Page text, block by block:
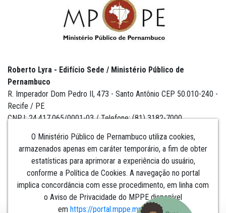
O Ministério Público de Pernambuco utiliza cookies,
armazenados apenas em caráter temporário, a fim de obter
estatísticas para aprimorar a experiência do usuário,
conforme a Política de Cookies. A navegação no portal
implica concordância com esse procedimento, em linha com
o Aviso de Privacidade do MPPE disponível
em https://portal.mppe.mp.br/lgpd.​​​​​​​
Roberto Lyra - Edifício Sede / Ministério Público de
Pernambuco
R. Imperador Dom Pedro II, 473 - Santo Antônio CEP 50.010-240 -
Recife / PE
CNPJ: 24.417.065/0001-03 / Telefone: (81) 3182-7000
Institucional
Comunicação